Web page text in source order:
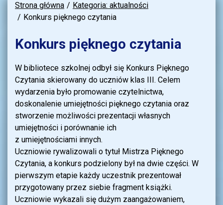
Strona główna
Kategoria: aktualności
Konkurs pięknego czytania
Konkurs pięknego czytania
W bibliotece szkolnej odbył się Konkurs Pięknego
Czytania skierowany do uczniów klas III. Celem
wydarzenia było promowanie czytelnictwa,
doskonalenie umiejętności pięknego czytania oraz
stworzenie możliwości prezentacji własnych
umiejętności i porównanie ich
z umiejętnościami innych.
Uczniowie rywalizowali o tytuł Mistrza Pięknego
Czytania, a konkurs podzielony był na dwie części. W
pierwszym etapie każdy uczestnik prezentował
przygotowany przez siebie fragment książki.
Uczniowie wykazali się dużym zaangażowaniem,